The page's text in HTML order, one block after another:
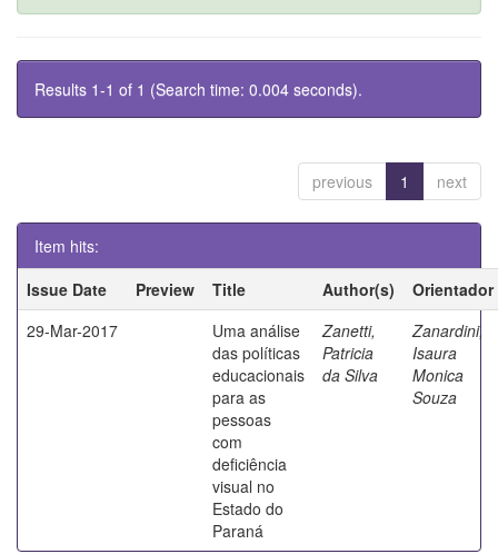
Results 1-1 of 1 (Search time: 0.004 seconds).
previous 1 next
Item hits:
Issue Date
Preview Title Author(s)
Orientador
29-Mar-2017
Uma análise
das políticas
educacionais
para as
pessoas
com
deficiência
visual no
Estado do
Paraná
Zanetti,
Patricia
da Silva
Zanardini,
Isaura
Monica
Souza